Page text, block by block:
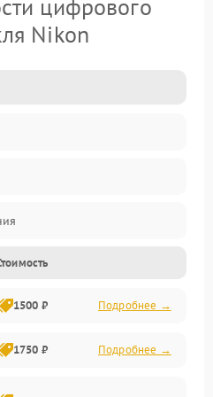
цифрового
Nikon
1500 ₽ Подробнее →
1750 ₽ Подробнее →